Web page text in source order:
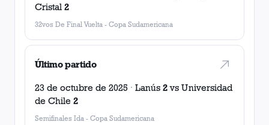
Cristal 2
32vos De Final Vuelta - Copa Sudamericana
Último partido
23 de octubre de 2025 · Lanús 2vs Universidad
de Chile 2
Semifinales Ida - Copa Sudamericana